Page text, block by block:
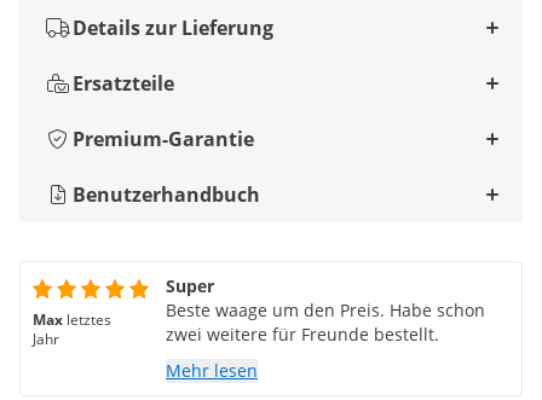
Details zur Lieferung
Ersatzteile
Premium-Garantie
Benutzerhandbuch
Max letztes
Jahr
Super
Beste waage um den Preis. Habe schon
zwei weitere für Freunde bestellt.
Mehr lesen